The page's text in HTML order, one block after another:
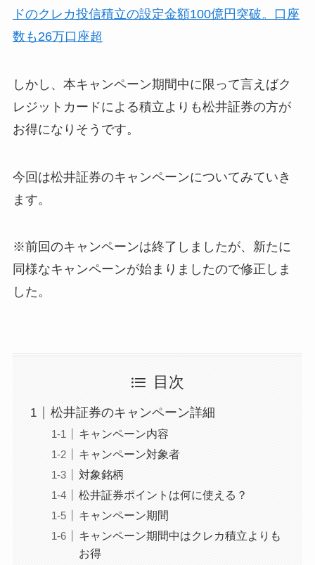
ドのクレカ投信積立の設定金額100億円突破。口座
数も26万口座超
しかし、本キャンペーン期間中に限って言えばク
レジットカードによる積立よりも松井証券の方が
お得になりそうです。
今回は松井証券のキャンペーンについてみていき
ます。
※前回のキャンペーンは終了しましたが、新たに
同様なキャンペーンが始まりましたので修正しま
した。
目次
松井証券のキャンペーン詳細
キャンペーン内容
キャンペーン対象者
対象銘柄
松井証券ポイントは何に使える？
キャンペーン期間
キャンペーン期間中はクレカ積立よりも
お得